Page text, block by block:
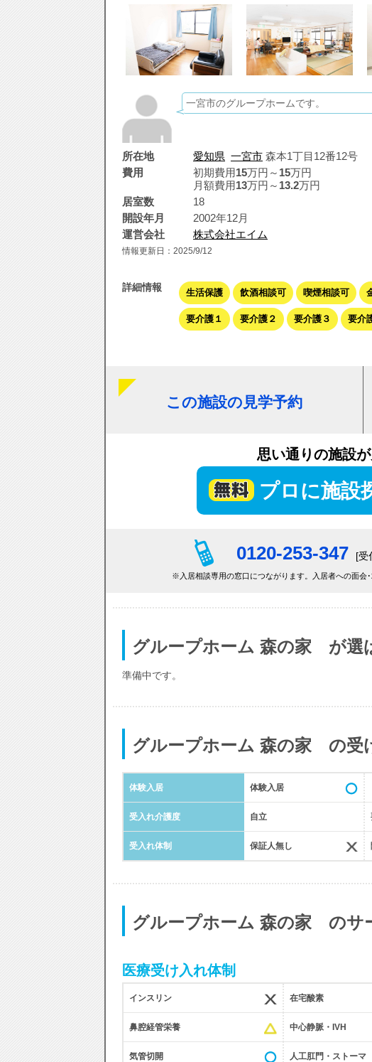
一宮市のグループホームです。
所在地 愛知県 一宮市 森本1丁目12番12号
費用
初期費用15万円～ 15万円
月額費用13万円～ 13.2万円
居室数
18
開設年月
2002年12月
運営会社
株式会社エイム
情報更新日：2025/9/12
詳細情報 生活保護 飲酒相談可 喫煙相談可
要介護１ 要介護２ 要介護３ 要介
この施設の見学予約
思い通りの施設
プロに施設
0120-253-347 [
※入居相談専用の窓口につながります。入居者への面会
グループホーム 森の家 が選
準備中です。
グループホーム 森の家 の受
体験入居 体験入居
受入れ介護度 自立
受入れ体制 保証人無し
グループホーム 森の家 のサ
医療受け入れ体制
インスリン 在宅酸素
鼻腔経管栄養 中心静脈・IVH
気管切開 人工肛門・ストーマ